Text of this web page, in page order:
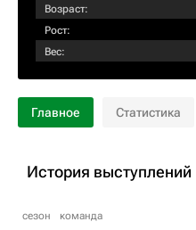
Возраст:
Рост:
Вес:
Главное Статистика
История выступлений
сезон команда